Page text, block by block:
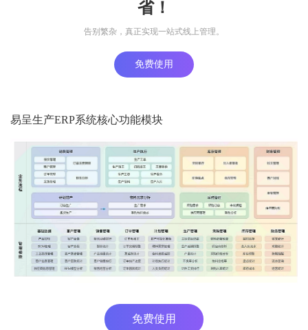
省！
告别繁杂，真正实现一站式线上管理。
免费使用
易呈生产ERP系统核心功能模块
免费使用